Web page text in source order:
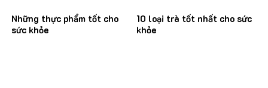
Những thực phẩm tốt cho
sức khỏe
10 loại trà tốt nhất cho sức
khỏe